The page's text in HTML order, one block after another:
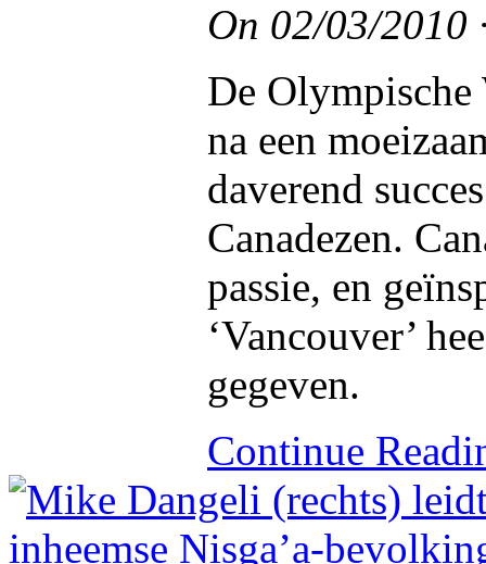
On 02/03/2010
De Olympische
na een
daverend
Canadezen.
passie, en
‘Vancouver’
gegeven.
Continue